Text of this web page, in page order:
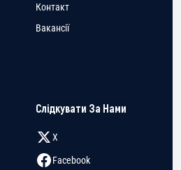
Контакт
Вакансії
Слідкувати За Нами
X
Facebook